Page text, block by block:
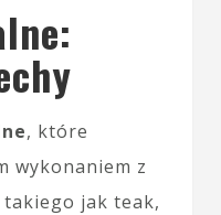
, które
wykonaniem z
takiego jak teak,